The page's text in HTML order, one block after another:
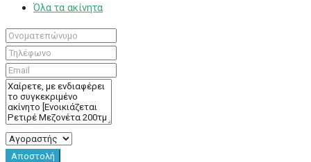
Όλα τα ακίνητα
Αποστολή